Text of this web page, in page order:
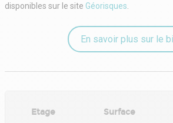
disponibles sur le site Géorisques.
En savoir plus sur le
Etage Surface